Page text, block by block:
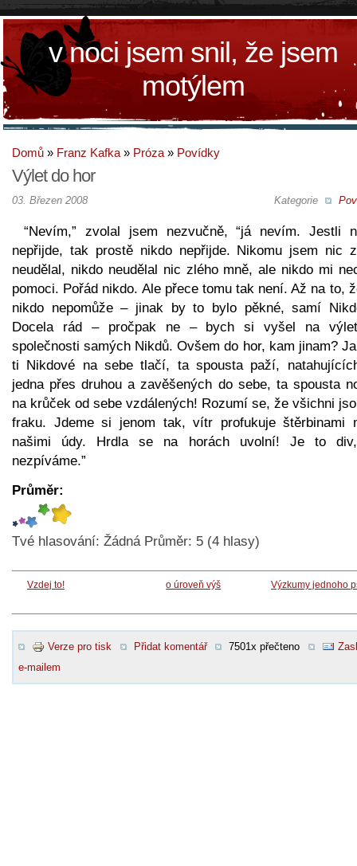
v noci jsem snil, že jsem
motýlem
Domů » Franz Kafka » Próza » Povídky
Výlet do hor
Kategorie
03. Březen 2008
“Nevím,” zvolal jsem nezvučně, “já nevím. Jestli
nepřijde, tak prostě nikdo nepřijde. Nikomu jsem nic
neudělal, nikdo neudělal nic zlého mně, ale nikdo mi
pomoci. Pořád nikdo. Ale přece tomu tak není. Až na to,
nikdo nepomůže – jinak by to bylo pěkné, samí
Docela rád – pročpak ne – bych si vyšel na
společnosti samých Nikdů. Ovšem do hor, kam jinam?
ti Nikdové na sebe tlačí, ta spousta paží,
jedna přes druhou a zavěšených do sebe, ta spousta
na krůček od sebe vzdálených! Rozumí se, že všichni
fraku. Jdeme si jenom tak, vítr profukuje štěrbinami
našimi údy. Hrdla se na horách uvolní! Je to
nezpíváme.”
Průměr:
Tvé hlasování: Žádná Průměr: 5 (4 hlasy)
Vzdej to! o úroveň výš Výzkumy jednoho
Verze pro tisk Přidat komentář 7501x přečteno
e-mailem